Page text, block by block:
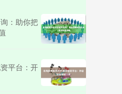
：助你把
平台：开